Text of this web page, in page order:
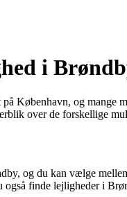
i
København, og mange
over de forskellige
og du kan vælge
finde lejligheder i